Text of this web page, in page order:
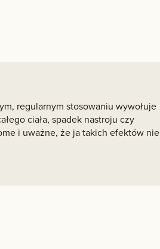
regularnym stosowaniu wywołuje
ciała, spadek nastroju czy
i uważne, że ja takich efektów nie